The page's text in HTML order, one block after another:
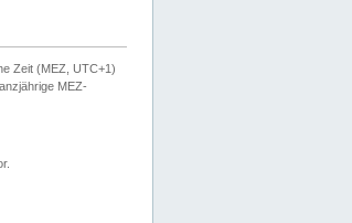
Zeit (MEZ, UTC+1)
MEZ-